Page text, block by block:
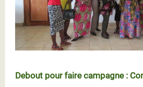
Debout pour faire campagne :